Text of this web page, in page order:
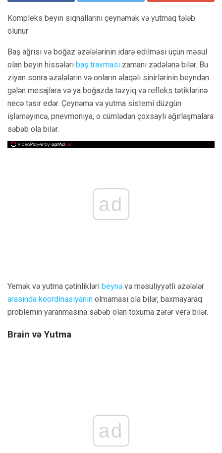
Kompleks beyin siqnallarını çeynəmək və yutmaq tələb
olunur
Baş ağrısı və boğaz əzələlərinin idarə edilməsi üçün məsul
olan beyin hissələri baş travması zamanı zədələnə bilər. Bu
ziyan sonra əzələlərin və onların əlaqəli sinirlərinin beyndən
gələn mesajlara və ya boğazda təzyiq və refleks tətiklərinə
necə təsir edər. Çeynəmə və yutma sistemi düzgün
işləməyincə, pnevmoniya, o cümlədən çoxsaylı ağırlaşmalara
səbəb ola bilər.
ad
Yemək və yutma çətinlikləri beynə və məsuliyyətli əzələlər
arasında koordinasiyanın olmaması ola bilər, baxmayaraq
problemin yaranmasına səbəb olan toxuma zərər verə bilər.
Brain və Yutma
ad